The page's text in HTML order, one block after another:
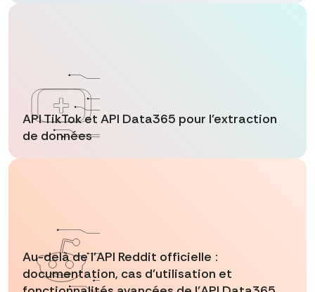
API TikTok et API Data365 pour l'extraction
de données
Au-delà de l'API Reddit officielle :
documentation, cas d'utilisation et